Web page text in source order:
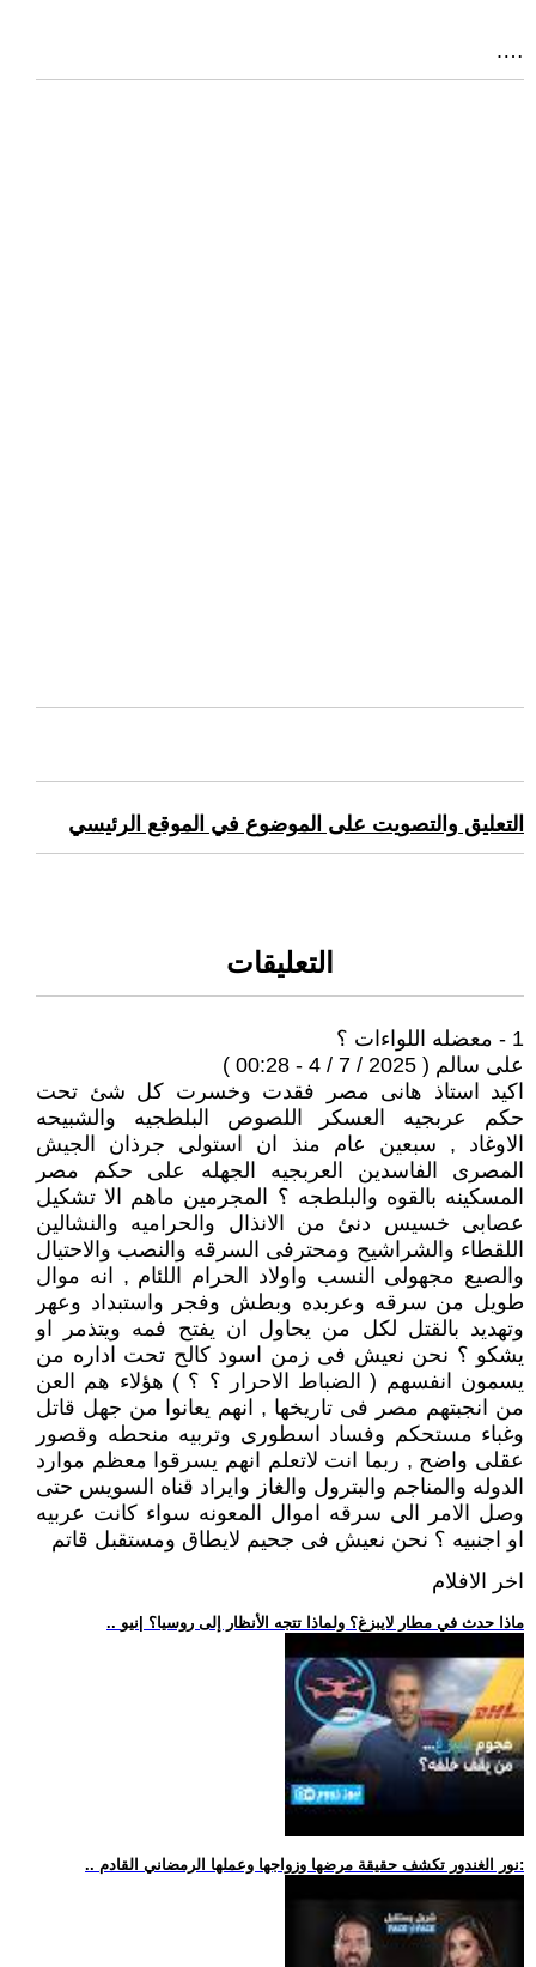
….
التعليق والتصويت على الموضوع في الموقع الرئيسي
التعليقات
1 - معضله اللواءات ؟
على سالم ( 2025 / 7 / 4 - 00:28 )
اكيد استاذ هانى مصر فقدت وخسرت كل شئ تحت
حكم عربجيه العسكر اللصوص البلطجيه والشبيحه
الاوغاد , سبعين عام منذ ان استولى جرذان الجيش
المصرى الفاسدين العربجيه الجهله على حكم مصر
المسكينه بالقوه والبلطجه ؟ المجرمين ماهم الا تشكيل
عصابى خسيس دنئ من الانذال والحراميه والنشالين
اللقطاء والشراشيح ومحترفى السرقه والنصب والاحتيال
والصيع مجهولى النسب واولاد الحرام اللئام , انه موال
طويل من سرقه وعربده وبطش وفجر واستبداد وعهر
وتهديد بالقتل لكل من يحاول ان يفتح فمه ويتذمر او
يشكو ؟ نحن نعيش فى زمن اسود كالح تحت اداره من
يسمون انفسهم ( الضباط الاحرار ؟ ؟ ) هؤلاء هم العن
من انجبتهم مصر فى تاريخها , انهم يعانوا من جهل قاتل
وغباء مستحكم وفساد اسطورى وتربيه منحطه وقصور
عقلى واضح , ربما انت لاتعلم انهم يسرقوا معظم موارد
الدوله والمناجم والبترول والغاز وايراد قناه السويس حتى
وصل الامر الى سرقه اموال المعونه سواء كانت عربيه
او اجنبيه ؟ نحن نعيش فى جحيم لايطاق ومستقبل قاتم
اخر الافلام
.. ماذا حدث في مطار لايبزغ؟ ولماذا تتجه الأنظار إلى روسيا؟ |نيو
.. نور الغندور تكشف حقيقة مرضها وزواجها وعملها الرمضاني القادم: